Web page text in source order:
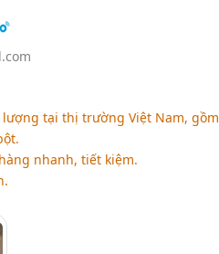
tại thị trường Việt Nam,
nhanh, tiết kiệm.